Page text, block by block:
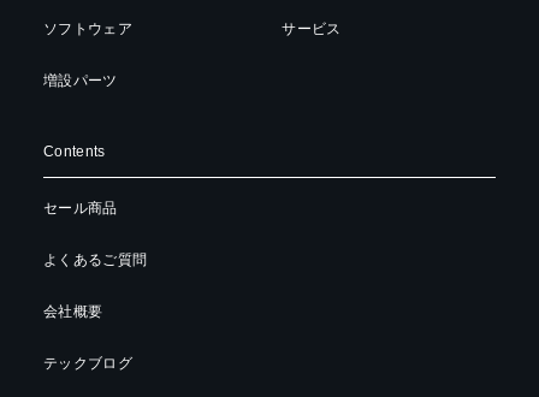
ソフトウェア
増設パーツ
サービス
Contents
セール商品
よくあるご質問
会社概要
テックブログ